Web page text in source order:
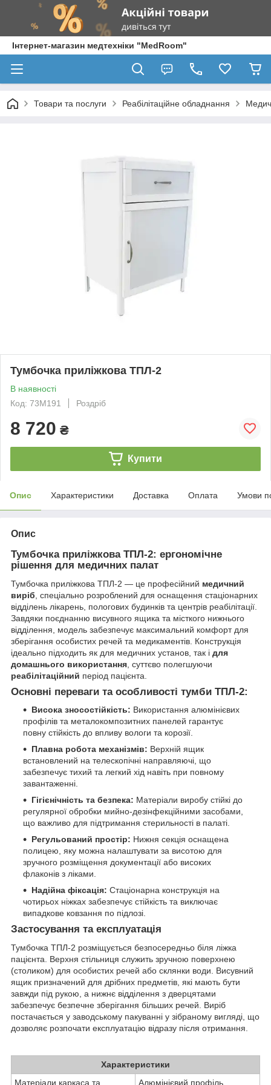
Інтернет-магазин медтехніки "MedRoom"
Товари та послуги Реабілітаційне обладнання
Тумбочка приліжкова ТПЛ-2
В наявності
Код: 73M191
Роздріб
8 720 ₴
Купити
Опис Характеристики Доставка Оплата Умови
Опис
Тумбочка приліжкова ТПЛ-2: ергономічне
рішення для медичних палат
Тумбочка приліжкова ТПЛ-2 — це професійний медичний
виріб , спеціально розроблений для оснащення стаціонарних
відділень лікарень, пологових будинків та центрів реабілітації.
Завдяки поєднанню висувного ящика та місткого нижнього
відділення, модель забезпечує максимальний комфорт для
зберігання особистих речей та медикаментів. Конструкція
ідеально підходить як для медичних установ, так і для
домашнього використання , суттєво полегшуючи
реабілітаційний період пацієнта.
Основні переваги та особливості тумби ТПЛ-2:
Висока зносостійкість: Використання алюмінієвих
профілів та металокомпозитних панелей гарантує
повну стійкість до впливу вологи та корозії.
Плавна робота механізмів: Верхній ящик
встановлений на телескопічні направляючі, що
забезпечує тихий та легкий хід навіть при повному
завантаженні.
Гігієнічність та безпека: Матеріали виробу стійкі до
регулярної обробки мийно-дезінфекційними засобами,
що важливо для підтримання стерильності в палаті.
Регульований простір: Нижня секція оснащена
полицею, яку можна налаштувати за висотою для
зручного розміщення документації або високих
флаконів з ліками.
Надійна фіксація: Стаціонарна конструкція на
чотирьох ніжках забезпечує стійкість та виключає
випадкове ковзання по підлозі.
Застосування та експлуатація
Тумбочка ТПЛ-2 розміщується безпосередньо біля ліжка
пацієнта. Верхня стільниця служить зручною поверхнею
(столиком) для особистих речей або склянки води. Висувний
ящик призначений для дрібних предметів, які мають бути
завжди під рукою, а нижнє відділення з дверцятами
забезпечує безпечне зберігання більших речей. Виріб
постачається у заводському пакуванні у зібраному вигляді, що
дозволяє розпочати експлуатацію відразу після отримання.
Характеристики
Матеріали каркаса та
Алюмінієвий профіль,